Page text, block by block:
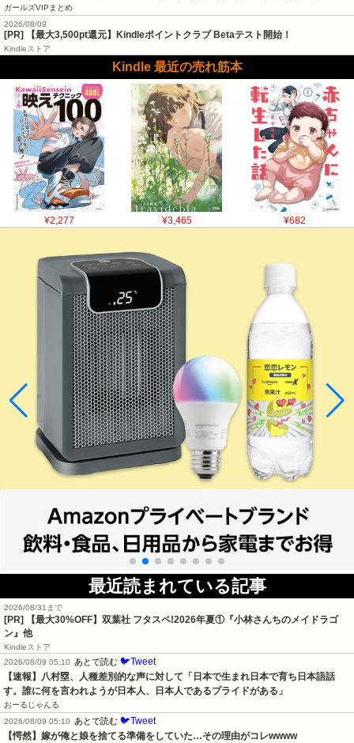
ガールズVIPまとめ
2026/08/09
[PR] 【最大3,500pt還元】Kindleポイントクラブ Betaテスト開始！
Kindleストア
Kindle 最近の売れ筋本
¥2,277 ¥3,465 ¥682
最近読まれている記事
2026/08/31まで
[PR] 【最大30%OFF】双葉社 フタスペ!2026年夏①『小林さんちのメイドラゴ
ン』他
Kindleストア
2026/08/09 05:10
あとで読む 🐦Tweet
【速報】八村塁、人種差別的な声に対して「日本で生まれ日本で育ち日本語話
す。誰に何を言われようが日本人、日本人であるプライドがある」
おーるじゃんる
2026/08/09 05:10
あとで読む 🐦Tweet
【愕然】嫁が俺と娘を捨てる準備をしていた…その理由がコレwwww